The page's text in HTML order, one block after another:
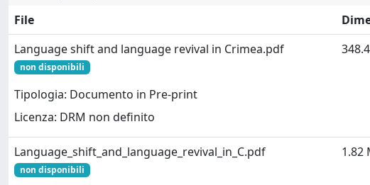
File
Language shift and language revival in Crimea.pdf
non disponibili
Tipologia: Documento in Pre-print
Licenza: DRM non definito
Language_shift_and_language_revival_in_C.pdf
non disponibili
1.82